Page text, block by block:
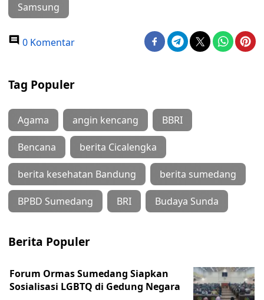
Samsung
0 Komentar
Tag Populer
Agama angin kencang BBRI
Bencana berita Cicalengka
berita kesehatan Bandung berita sumedang
BPBD Sumedang BRI Budaya Sunda
Berita Populer
Forum Ormas Sumedang Siapkan
Sosialisasi LGBTQ di Gedung Negara